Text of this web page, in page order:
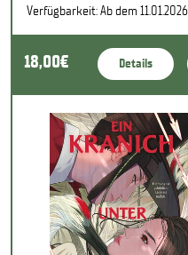
Verfügbarkeit: Ab dem 11.01.2026
18,00€ Details